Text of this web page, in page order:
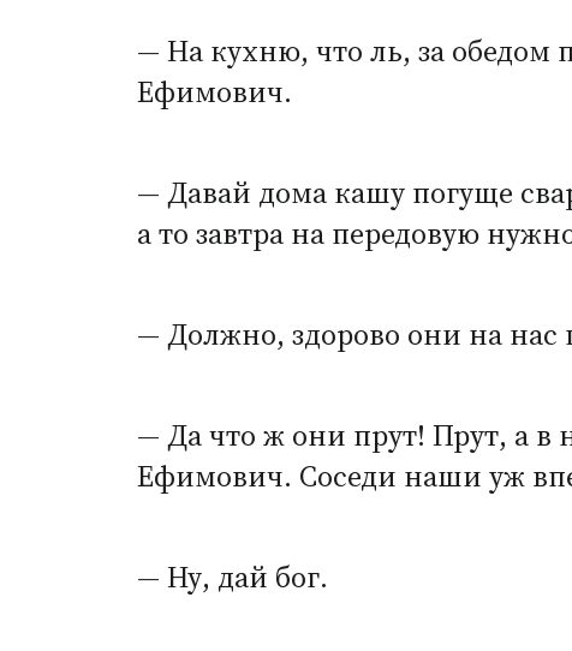
— На кухню, что ль, за обедом
Ефимович.
— Давай дома кашу погуще
а то завтра на передовую
— Должно, здорово они на нас
— Да что ж они прут! Прут, а в
Ефимович. Соседи наши уж
— Ну, дай бог.